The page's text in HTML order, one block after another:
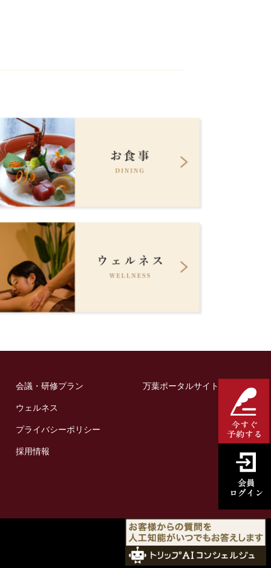
会議・研修プラン
ウェルネス
プライバシーポリシー
採用情報
万葉ポータルサイト